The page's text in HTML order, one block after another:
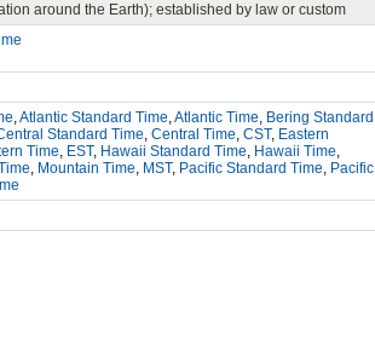
around the Earth); established by law or custom
,Atlantic Standard Time,Atlantic Time, Bering Standard
Standard Time, Central Time, CST, Eastern
Time, EST, Hawaii Standard Time, Hawaii Time,
, Mountain Time, MST, Pacific Standard Time, Pacific